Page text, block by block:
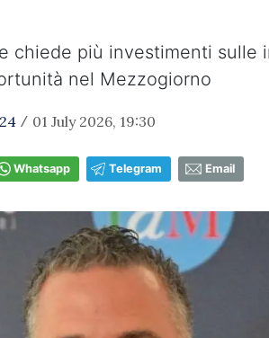
chiede più investimenti
nel Mezzogiorno
/ 01 July 2026, 19:30
Whatsapp Telegram Email